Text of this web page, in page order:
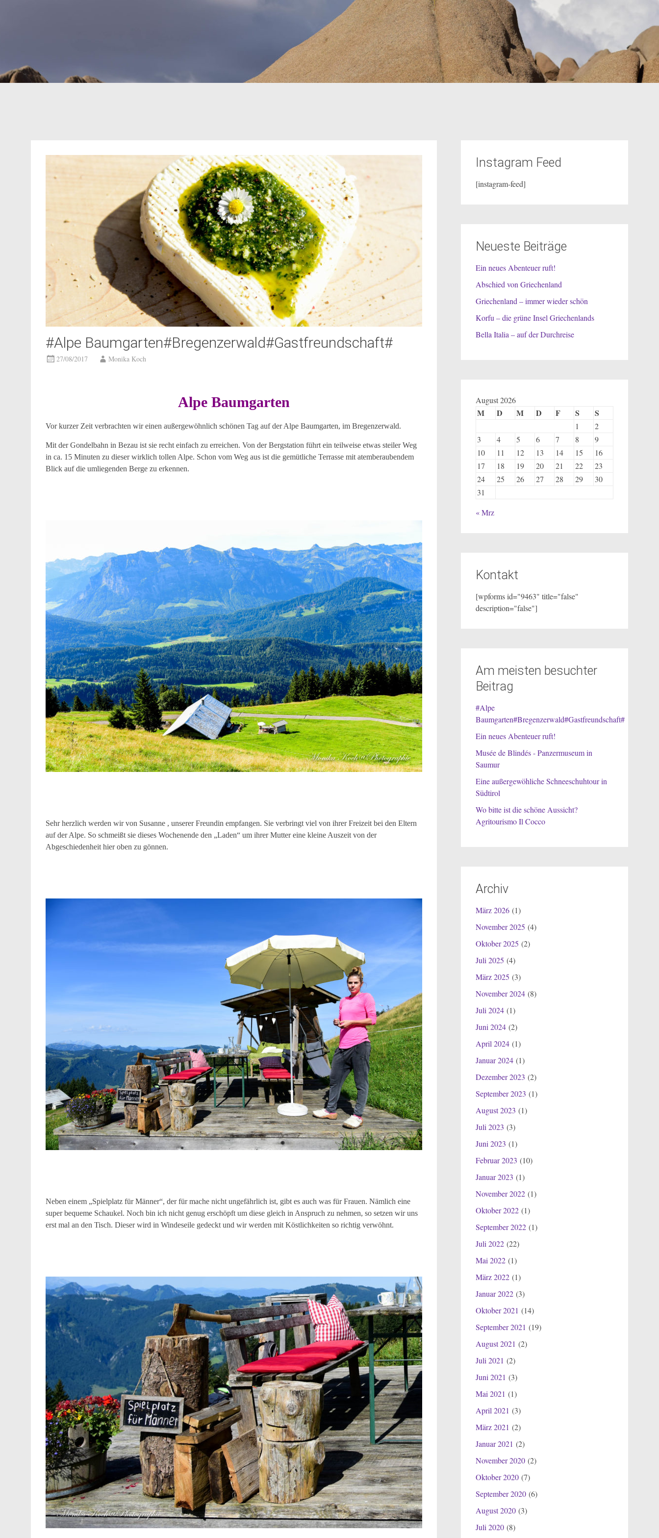
#Alpe Baumgarten#Bregenzerwald#Gastfreundschaft#
27/08/2017 Monika Koch
Alpe Baumgarten
Vor kurzer Zeit verbrachten wir einen außergewöhnlich schönen Tag auf der Alpe Baumgarten, im Bregenzerwald.
Mit der Gondelbahn in Bezau ist sie recht einfach zu erreichen. Von der Bergstation führt ein teilweise etwas steiler Weg
in ca. 15 Minuten zu dieser wirklich tollen Alpe. Schon vom Weg aus ist die gemütliche Terrasse mit atemberaubendem
Blick auf die umliegenden Berge zu erkennen.
Sehr herzlich werden wir von Susanne , unserer Freundin empfangen. Sie verbringt viel von ihrer Freizeit bei den Eltern
auf der Alpe. So schmeißt sie dieses Wochenende den „Laden“ um ihrer Mutter eine kleine Auszeit von der
Abgeschiedenheit hier oben zu gönnen.
Neben einem „Spielplatz für Männer“, der für mache nicht ungefährlich ist, gibt es auch was für Frauen. Nämlich eine
super bequeme Schaukel. Noch bin ich nicht genug erschöpft um diese gleich in Anspruch zu nehmen, so setzen wir uns
erst mal an den Tisch. Dieser wird in Windeseile gedeckt und wir werden mit Köstlichkeiten so richtig verwöhnt.
Instagram Feed
[instagram-feed]
Neueste Beiträge
Ein neues Abenteuer ruft!
Abschied von Griechenland
Griechenland – immer wieder schön
Korfu – die grüne Insel Griechenlands
Bella Italia – auf der Durchreise
August 2026
M D M D F S S
1
2
3
4 5 6 7 8
9
10
11 12 13 14 15
16
17
18 19 20 21 22
23
24
25 26 27 28 29
30
31
« Mrz
Kontakt
[wpforms id="9463" title="false"
description="false"]
Am meisten besuchter
Beitrag
#Alpe
Baumgarten#Bregenzerwald#Gastfreundschaft#
Ein neues Abenteuer ruft!
Musée de Blindés - Panzermuseum in
Saumur
Eine außergewöhliche Schneeschuhtour in
Südtirol
Wo bitte ist die schöne Aussicht?
Agritourismo Il Cocco
Archiv
März 2026(1)
November 2025 (4)
Oktober 2025 (2)
Juli 2025 (4)
März 2025 (3)
November 2024(8)
Juli 2024(1)
Juni 2024(2)
April 2024(1)
Januar 2024(1)
Dezember 2023 (2)
September 2023 (1)
August 2023 (1)
Juli 2023 (3)
Juni 2023 (1)
Februar 2023 (10)
Januar 2023 (1)
November 2022(1)
Oktober 2022(1)
September 2022(1)
Juli 2022(22)
Mai 2022(1)
März 2022(1)
Januar 2022(3)
Oktober 2021 (14)
September 2021 (19)
August 2021 (2)
Juli 2021 (2)
Juni 2021 (3)
Mai 2021 (1)
April 2021 (3)
März 2021 (2)
Januar 2021 (2)
November 2020(2)
Oktober 2020(7)
September 2020(6)
August 2020(3)
Juli 2020(8)